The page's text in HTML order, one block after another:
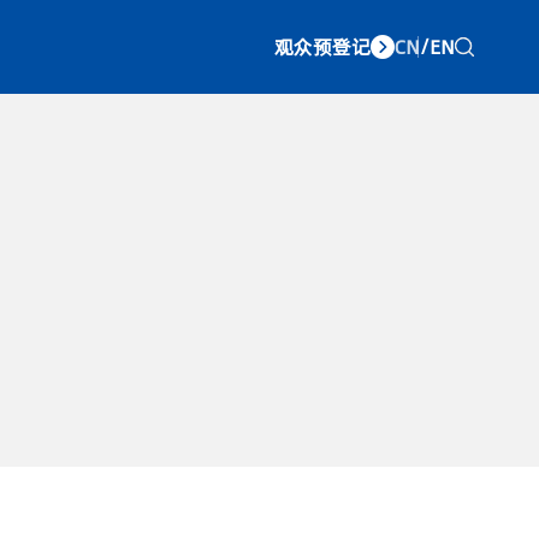
观众预登记 CN/EN